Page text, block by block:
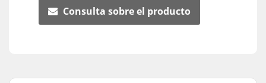
Consulta sobre el producto